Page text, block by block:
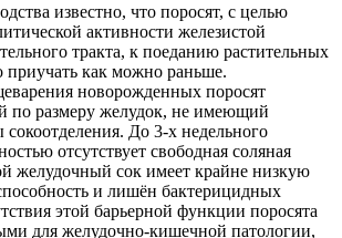
известно, что поросят, с целью
активности железистой
тракта, к поеданию растительных
приучать как можно раньше.
новорожденных поросят
по размеру желудок, не имеющий
До 3-х недельного
отсутствует свободная соляная
желудочный сок имеет крайне низкую
и лишён бактерицидных
этой барьерной функции поросята
для желудочно-кишечной патологии,